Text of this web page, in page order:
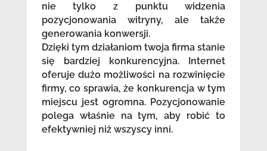
nie tylko z punktu widzenia
pozycjonowania witryny, ale także
generowania konwersji.
Dzięki tym działaniom twoja firma stanie
się bardziej konkurencyjna. Internet
oferuje dużo możliwości na rozwinięcie
firmy, co sprawia, że konkurencja w tym
miejscu jest ogromna. Pozycjonowanie
polega właśnie na tym, aby robić to
efektywniej niż wszyscy inni.